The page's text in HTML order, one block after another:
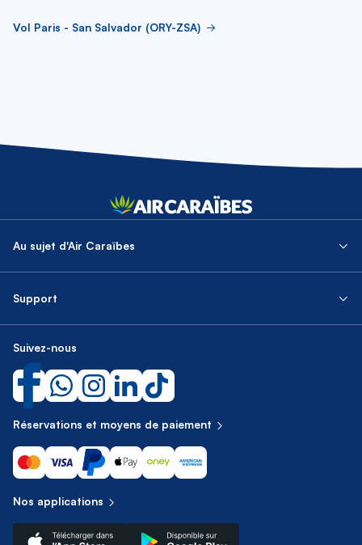
Vol Paris - San Salvador (ORY-ZSA)
Au sujet d'Air Caraïbes
Support
Suivez-nous
Réservations et moyens de paiement
Nos applications